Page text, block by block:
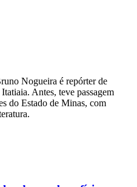
Nogueira é repórter de
Antes, teve passagem
do Estado de Minas, com